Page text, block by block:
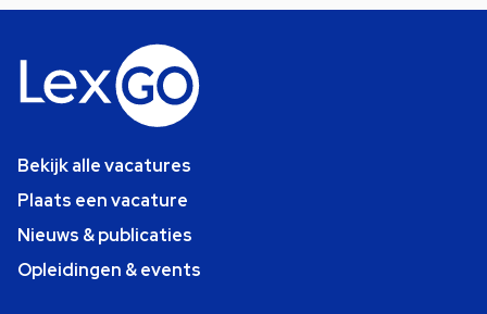
Bekijk alle vacatures
Plaats een vacature
Nieuws & publicaties
Opleidingen & events